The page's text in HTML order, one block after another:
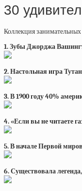
30
Коллекция
1. Зубы Джорджа
2. Настольная игра
3. В 1900 году 40%
4. «Если вы не читаете
5. В начале Первой
6. Существовала